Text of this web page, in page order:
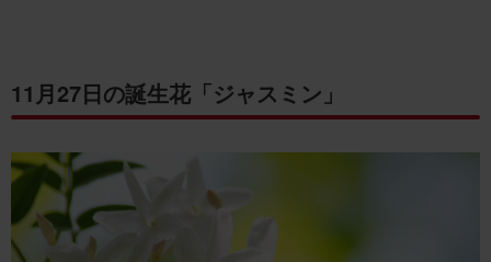
11月27日の誕生花「ジャスミン」